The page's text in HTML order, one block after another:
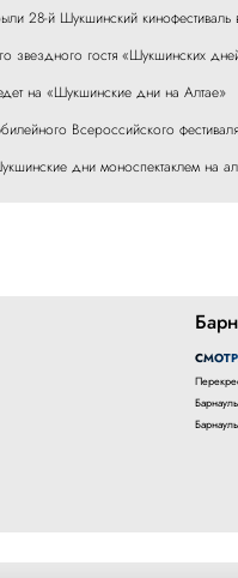
28-й Шукшинский кинофестиваль
звездного гостя «Шукшинских
на «Шукшинские дни на Алтае»
Всероссийского
дни моноспектаклем на